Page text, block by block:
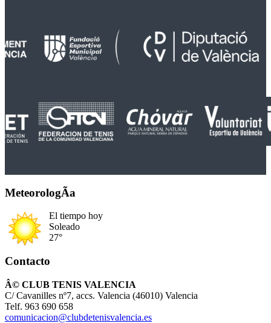
MeteorologÃ­a
El tiempo hoy
Soleado
27°
Contacto
Â© CLUB TENIS VALENCIA
C/ Cavanilles nº7, accs. Valencia (46010) Valencia
Telf. 963 690 658
comunicacion@clubdetenisvalencia.es